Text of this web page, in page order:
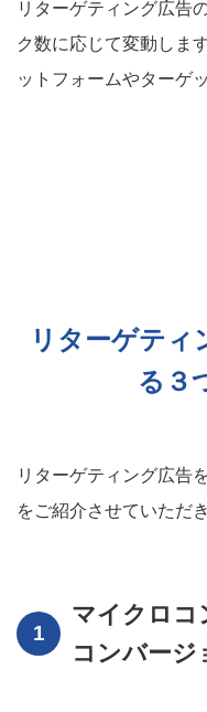
リターゲティング広告
ク数に応じて変動しま
ットフォームやターゲ
リターゲティ
る３
リターゲティング広告
をご紹介させていただ
マイクロコ
コンバージ